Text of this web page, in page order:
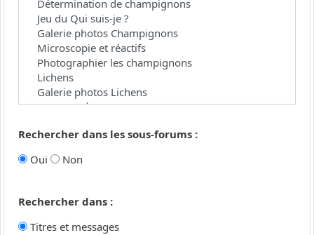
Rechercher dans les sous-forums :
Oui
Non
Rechercher dans :
Titres et messages